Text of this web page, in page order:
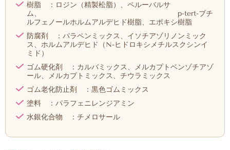
樹脂 ：ロジン（精製松脂）、ペルーバルサ
ム、 p-tert-ブチ
ルフェノールホルムアルデヒド樹脂、エポキシ樹脂
防腐剤 ：パラペンミックス、イソチアゾリノンミック
ス、ホルムアルデヒド（N-ヒドロキシメチルスクシンイ
ミド）
ゴム硬化剤 ：カルバミックス、メルカプトベンゾチアゾ
ール、メルカプトミックス、チウラミックス
ゴム老化防止剤 ：黒色ゴムミックス
塗料 ：パラフェニレンジアミン
水銀化合物 ：チメロサール